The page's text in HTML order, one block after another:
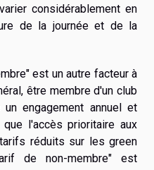
considérablement en
de la journée et de la
est un autre facteur à
être membre d'un club
engagement annuel et
l'accès prioritaire aux
réduits sur les green
de non-membre" est